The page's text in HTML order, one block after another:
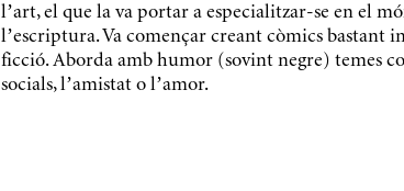
l’art, el que la va portar a especialitzar-se en el
l’escriptura. Va començar creant còmics bastant
ficció. Aborda amb humor (sovint negre) temes
socials, l’amistat o l’amor.